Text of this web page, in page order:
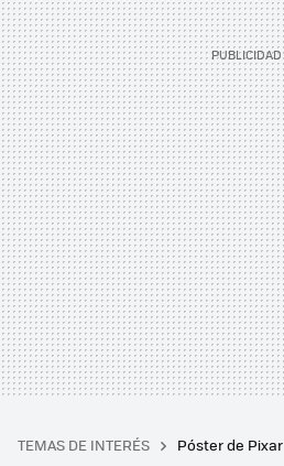
TEMAS DE INTERÉS Póster de Pixar